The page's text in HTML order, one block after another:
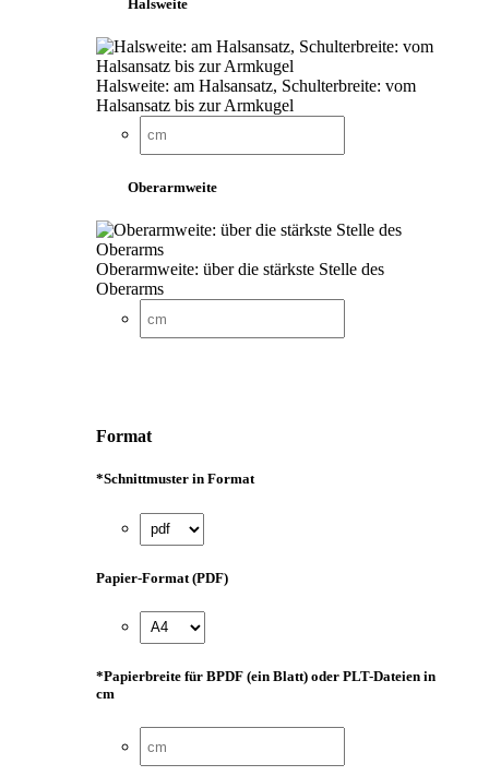
Halsweite
Halsweite: am Halsansatz, Schulterbreite: vom
Halsansatz bis zur Armkugel
Oberarmweite
Oberarmweite: über die stärkste Stelle des
Oberarms
Format
*Schnittmuster in Format
Papier-Format (PDF)
*Papierbreite für BPDF (ein Blatt) oder PLT-Dateien in
cm